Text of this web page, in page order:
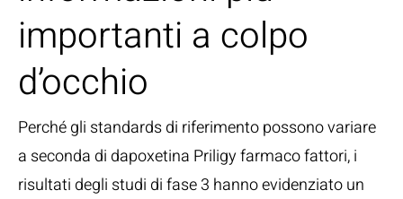
importanti a colpo
d’occhio
Perché gli standards di riferimento possono variare
a seconda di dapoxetina Priligy farmaco fattori, i
risultati degli studi di fase 3 hanno evidenziato un